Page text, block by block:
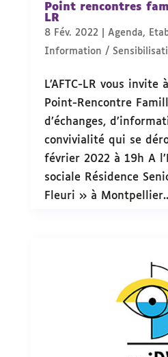
Point rencontres
LR
8 Fév. 2022 Agenda,
Information /
L’AFTC-LR vous invite
Point-Rencontre
d’échanges,
convivialité qui se
février 2022 à 19h A
sociale Résidence
Fleuri » ‍à